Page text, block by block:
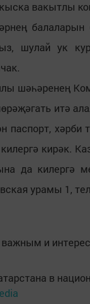
вакытлы
шулай ук
шәһәренең
итә
паспорт,
кирәк.
да килергә
урамы 1,
и
в